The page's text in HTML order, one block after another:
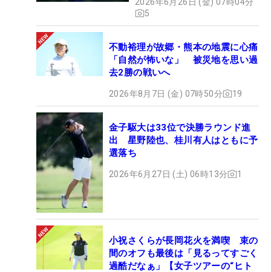
5
不動裕理が故郷・熊本の地震に心痛
「自然が怖いな」 被災地を思い過
去2勝の戦いへ
2026年8月7日 (金) 07時50分 19
金子駆大は33位で決勝ラウンド進
出 星野陸也、桂川有人はともに予
選落ち
2026年6月27日 (土) 06時13分 1
小祝さくらが長岡花火を満喫 束の
間のオフも最後は「見るってすごく
過酷だなぁ」【女子ツアーの“ヒト